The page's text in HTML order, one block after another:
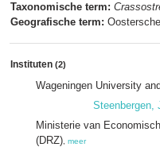
Taxonomische term:
Geografische term:
Instituten (2)
Wageningen University
Steenbergen,
Ministerie van
(DRZ) meer